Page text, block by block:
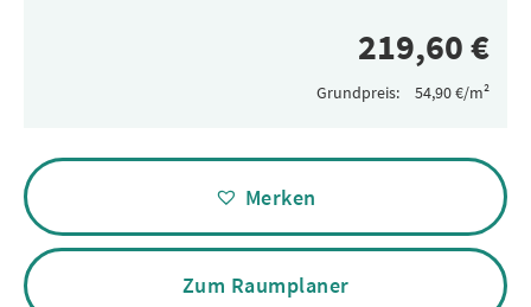
Grundpreis:
Alternative:
Merken
Zum Raumplaner